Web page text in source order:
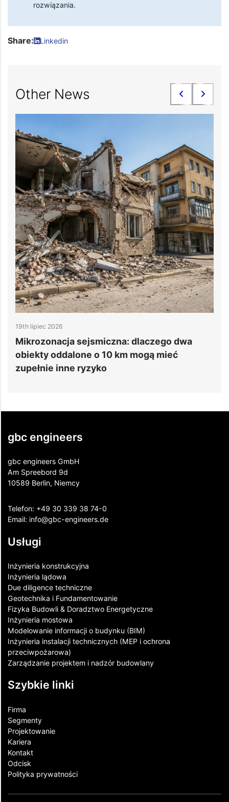
rozwiązania.
Share: Linkedin
Other News
19th lipiec 2026
Mikrozonacja sejsmiczna: dlaczego dwa
obiekty oddalone o 10 km mogą mieć
zupełnie inne ryzyko
gbc engineers
gbc engineers GmbH
Am Spreebord 9d
10589 Berlin, Niemcy
Telefon: +49 30 339 38 74-0
Email: info@gbc-engineers.de
Usługi
Inżynieria konstrukcyjna
Inżynieria lądowa
Due diligence techniczne
Geotechnika i Fundamentowanie
Fizyka Budowli & Doradztwo Energetyczne
Inżynieria mostowa
Modelowanie informacji o budynku (BIM)
Inżynieria instalacji technicznych (MEP i ochrona
przeciwpożarowa)
Zarządzanie projektem i nadzór budowlany
Szybkie linki
Firma
Segmenty
Projektowanie
Kariera
Kontakt​
Odcisk
Polityka prywatności